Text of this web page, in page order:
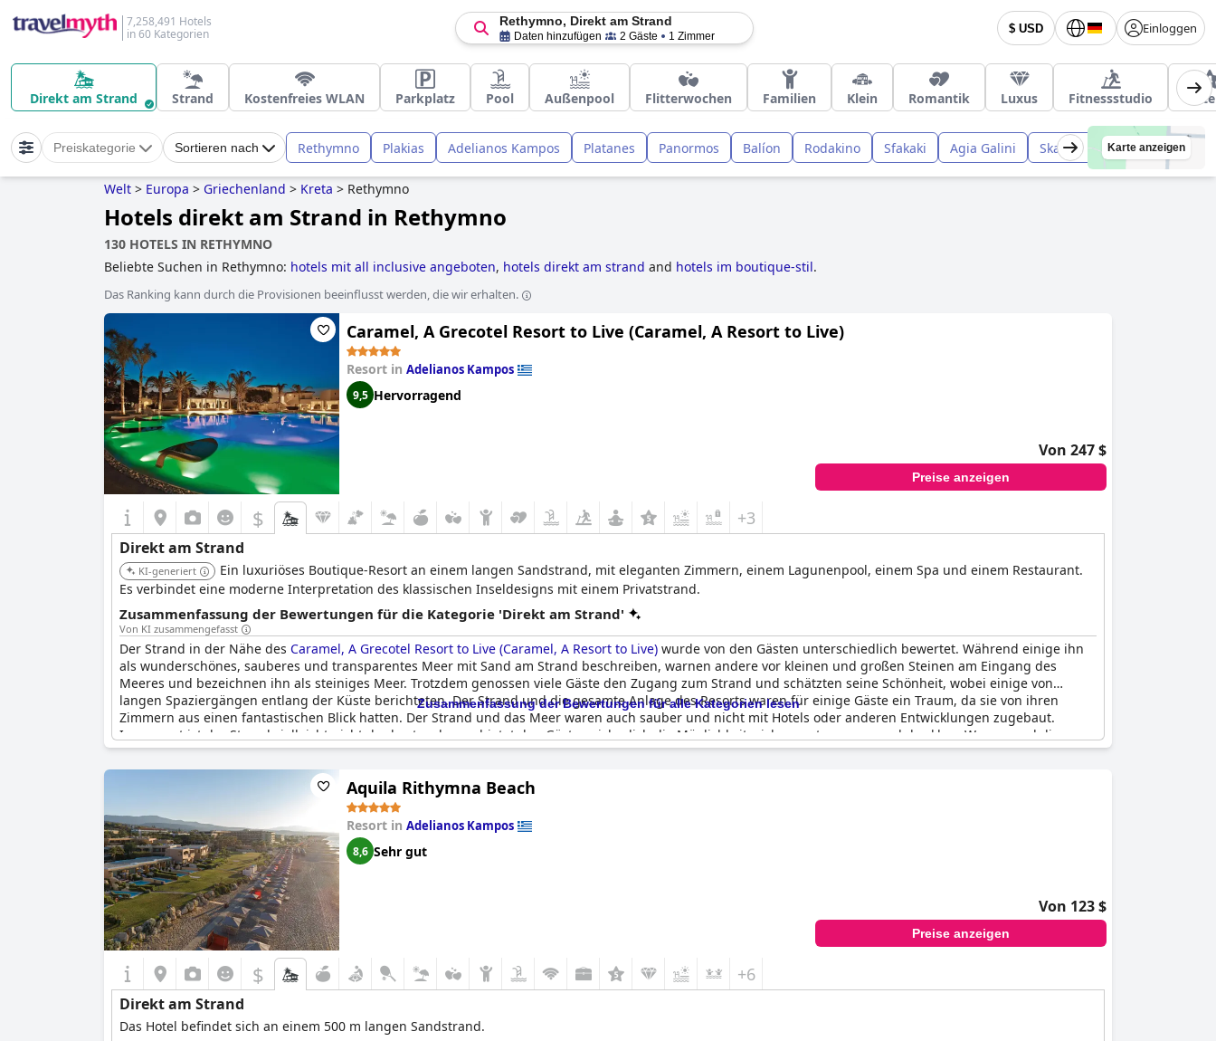
7,258,491 Hotels
in 60 Kategorien
$ USD Einloggen
Rethymno, Direkt am Strand
Daten hinzufügen 2 Gäste 1 Zimmer
Direkt am Strand Strand Kostenfreies WLAN Parkplatz Pool Außenpool Flitterwochen Familien Klein Romantik Luxus Fitnessstudio 4-
Preiskategorie Sortieren nach Rethymno Plakias Adelianos Kampos Platanes Panormos Balíon Rodakino Sfakaki Agia Galini Skaleta Karte anzeigen
Welt > Europa > Griechenland > Kreta > Rethymno
Hotels direkt am Strand in Rethymno
130 HOTELS IN RETHYMNO
Beliebte Suchen in Rethymno: hotels mit all inclusive angeboten, hotels direkt am strand and hotels im boutique-stil.
Das Ranking kann durch die Provisionen beeinflusst werden, die wir erhalten.
Caramel, A Grecotel Resort to Live (Caramel, A Resort to Live)
Resort in Adelianos Kampos
9,5 Hervorragend
Von 247 $
Preise anzeigen
$ +3
Direkt am Strand
KI-generiert
Ein luxuriöses Boutique-Resort an einem langen Sandstrand, mit eleganten Zimmern, einem Lagunenpool, einem Spa und einem Restaurant.
Es verbindet eine moderne Interpretation des klassischen Inseldesigns mit einem Privatstrand.
Zusammenfassung der Bewertungen für die Kategorie 'Direkt am Strand'
Von KI zusammengefasst
Der Strand in der Nähe des Caramel, A Grecotel Resort to Live (Caramel, A Resort to Live) wurde von den Gästen unterschiedlich bewertet. Während einige ihn
als wunderschönes, sauberes und transparentes Meer mit Sand am Strand beschreiben, warnen andere vor kleinen und großen Steinen am Eingang des
Meeres und bezeichnen ihn als steiniges Meer. Trotzdem genossen viele Gäste den Zugang zum Strand und schätzten seine Schönheit, wobei einige von
langen Spaziergängen entlang der Küste berichteten. Der Strand und die gesamte Anlage des Resorts waren für einige Gäste ein Traum, da sie von ihren
Zimmern aus einen fantastischen Blick hatten. Der Strand und das Meer waren auch sauber und nicht mit Hotels oder anderen Entwicklungen zugebaut.
Insgesamt ist der Strand vielleicht nicht der beste, aber er bietet den Gästen sicherlich die Möglichkeit, sich zu entspannen und das klare Wasser und die
malerische Aussicht zu genießen.
Zusammenfassung der Bewertungen für alle Kategorien lesen
Aquila Rithymna Beach
Resort in Adelianos Kampos
8,6 Sehr gut
Von 123 $
Preise anzeigen
$ +6
Direkt am Strand
Das Hotel befindet sich an einem 500 m langen Sandstrand.